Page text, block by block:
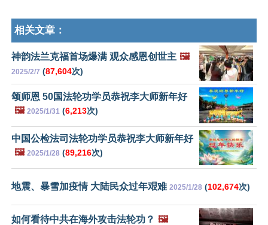
相关文章：
神韵法兰克福首场爆满 观众感恩创世主 🖼️
2025/2/7 (87,604次)
颂师恩 50国法轮功学员恭祝李大师新年好
🖼️ 2025/1/31 (6,213次)
中国公检法司法轮功学员恭祝李大师新年好
🖼️ 2025/1/28 (89,216次)
地震、暴雪加疫情 大陆民众过年艰难 2025/1/28 (102,674次)
如何看待中共在海外攻击法轮功？ 🖼️